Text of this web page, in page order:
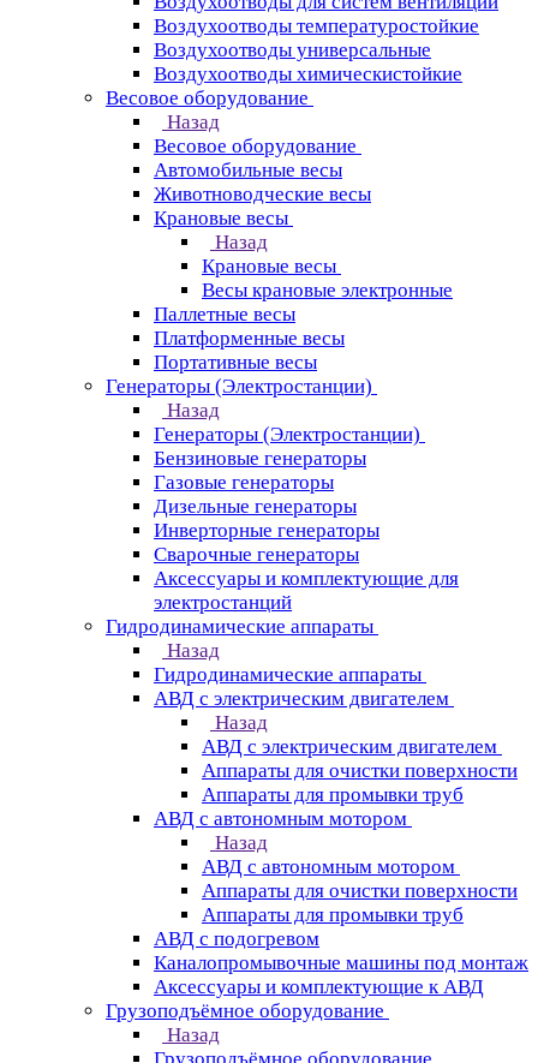
Воздухоотводы температуростойкие
Воздухоотводы универсальные
Воздухоотводы химическистойкие
Весовое оборудование
Назад
Весовое оборудование
Автомобильные весы
Животноводческие весы
Крановые весы
Назад
Крановые весы
Весы крановые электронные
Паллетные весы
Платформенные весы
Портативные весы
Генераторы (Электростанции)
Назад
Генераторы (Электростанции)
Бензиновые генераторы
Газовые генераторы
Дизельные генераторы
Инверторные генераторы
Сварочные генераторы
Аксессуары и комплектующие для
электростанций
Гидродинамические аппараты
Назад
Гидродинамические аппараты
АВД с электрическим двигателем
Назад
АВД с электрическим двигателем
Аппараты для очистки поверхности
Аппараты для промывки труб
АВД с автономным мотором
Назад
АВД с автономным мотором
Аппараты для очистки поверхности
Аппараты для промывки труб
АВД с подогревом
Каналопромывочные машины под монтаж
Аксессуары и комплектующие к АВД
Грузоподъёмное оборудование
Назад